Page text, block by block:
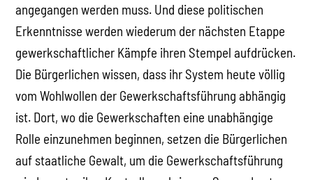
angegangen werden muss. Und diese politischen
Erkenntnisse werden wiederum der nächsten Etappe
gewerkschaftlicher Kämpfe ihren Stempel aufdrücken.
Die Bürgerlichen wissen, dass ihr System heute völlig
vom Wohlwollen der Gewerkschaftsführung abhängig
ist. Dort, wo die Gewerkschaften eine unabhängige
Rolle einzunehmen beginnen, setzen die Bürgerlichen
auf staatliche Gewalt, um die Gewerkschaftsführung